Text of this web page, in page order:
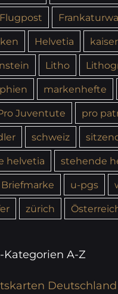
Flugpost
Helvetia
Litho
markenhefte
Juventute pro
schweiz
helvetia
stehende
u-pgs
zürich
Kategorien A-Z
Deutschland